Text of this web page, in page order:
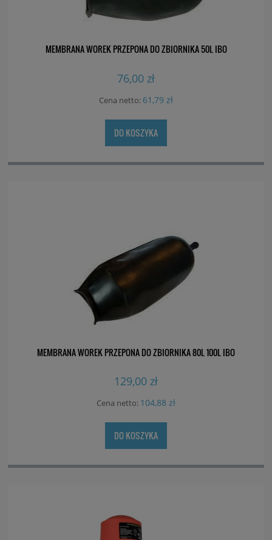
MEMBRANA WOREK PRZEPONA DO ZBIORNIKA 50L IBO
76,00 zł
Cena netto: 61,79 zł
DO KOSZYKA
MEMBRANA WOREK PRZEPONA DO ZBIORNIKA 80L 100L IBO
129,00 zł
Cena netto: 104,88 zł
DO KOSZYKA